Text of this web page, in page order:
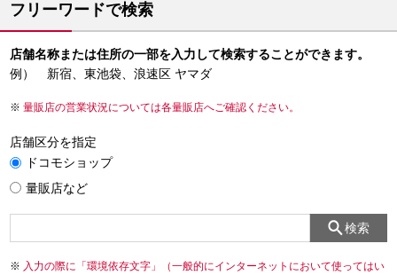
フリーワードで検索
店舗名称または住所の一部を入力して検索することができます。
例） 新宿、東池袋、浪速区 ヤマダ
量販店の営業状況については各量販店へご確認ください。
店舗区分を指定
ドコモショップ
量販店など
検索
入力の際に「環境依存文字」（一般的にインターネットにおいて使ってはい